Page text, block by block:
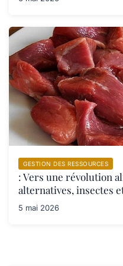
GESTION DES RESSOURCES
: Vers une révolution
alternatives, insectes
5 mai 2026